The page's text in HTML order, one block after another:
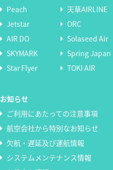
Peach
天草AIRLINE
Jetstar
ORC
AIR DO
Solaseed Air
SKYMARK
Spring Japan
Star Flyer
TOKI AIR
お知らせ
ご利用にあたっての注意事項
航空会社から特別なお知らせ
欠航・遅延及び運航情報
システムメンテナンス情報